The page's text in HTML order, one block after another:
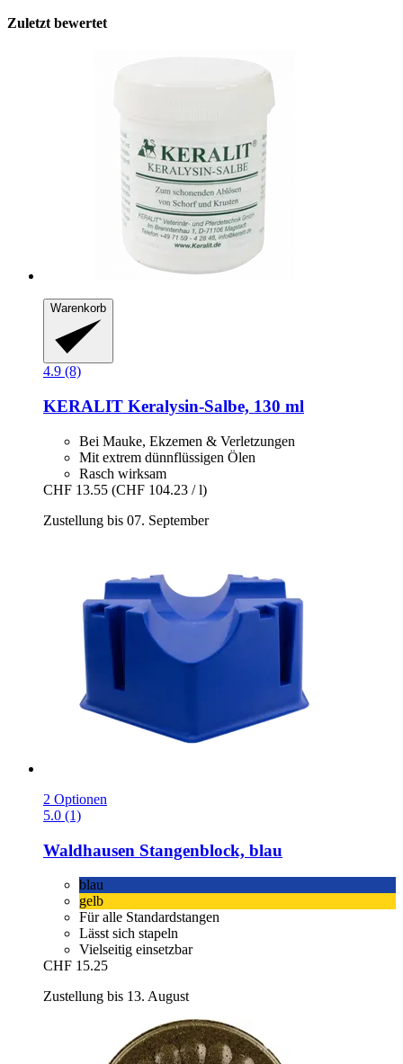
Zuletzt bewertet
Warenkorb
4.9 (8)
KERALIT Keralysin-​Salbe, 130 ml
Bei Mauke, Ekzemen & Verletzungen
Mit extrem dünnflüssigen Ölen
Rasch wirksam
CHF 13.55 (CHF 104.23 / l)
Zustellung bis 07. September
2 Optionen
5.0 (1)
Waldhausen Stangenblock, blau
blau
gelb
Für alle Standardstangen
Lässt sich stapeln
Vielseitig einsetzbar
CHF 15.25
Zustellung bis 13. August